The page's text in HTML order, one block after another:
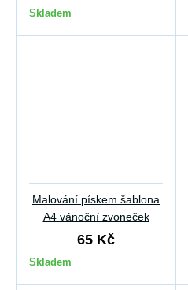
Skladem
Malování pískem šablona
A4 vánoční zvoneček
65 Kč
Skladem